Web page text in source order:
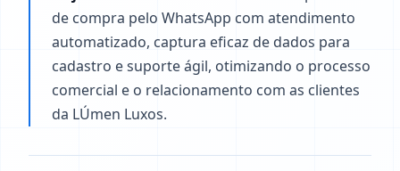
de compra pelo WhatsApp com atendimento
automatizado, captura eficaz de dados para
cadastro e suporte ágil, otimizando o processo
comercial e o relacionamento com as clientes
da LÚmen Luxos.